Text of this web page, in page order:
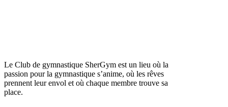
Le Club de gymnastique SherGym est un lieu où la
passion pour la gymnastique s’anime, où les rêves
prennent leur envol et où chaque membre trouve sa
place.